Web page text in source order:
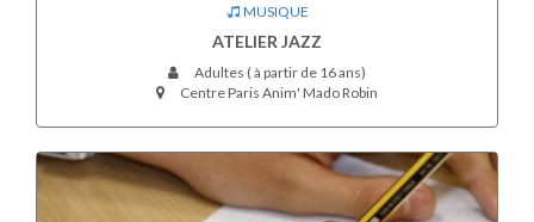
MUSIQUE
ATELIER JAZZ
Adultes ( à partir de 16 ans)
Centre Paris Anim' Mado Robin